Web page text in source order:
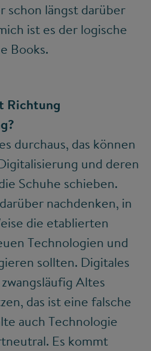
schon längst darüber
ist es der logische
Books.
Richtung
durchaus, das können
und deren
Schuhe schieben.
nachdenken, in
die etablierten
Technologien und
sollten. Digitales
Altes
das ist eine falsche
auch Technologie
Es kommt